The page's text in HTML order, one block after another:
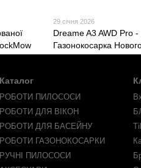
29 січня 2026
Dreame A3 AWD Pro -
Газонокосарка
Каталог
РОБОТИ ПИЛОСОСИ
РОБОТИ ДЛЯ ВІКОН
РОБОТИ ДЛЯ БАСЕЙНУ
РОБОТИ ГАЗОНОКОСАРКИ
РУЧНІ ПИЛОСОСИ